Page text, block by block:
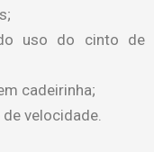
uso do cinto de
cadeirinha;
velocidade.